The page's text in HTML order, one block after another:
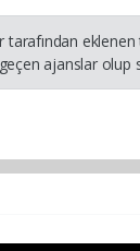
tarafından
ajanslar